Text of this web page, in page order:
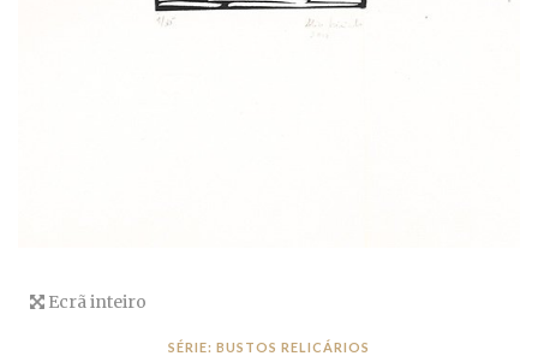
Ecrã inteiro
SÉRIE: BUSTOS RELICÁRIOS